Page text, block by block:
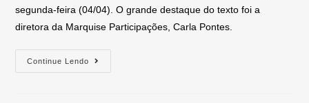
segunda-feira (04/04). O grande destaque do texto foi a
diretora da Marquise Participações, Carla Pontes.
Continue Lendo